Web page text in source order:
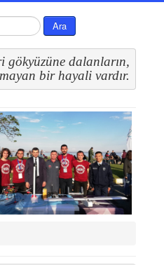
Ara
gökyüzüne dalanların,
bir hayali vardır.